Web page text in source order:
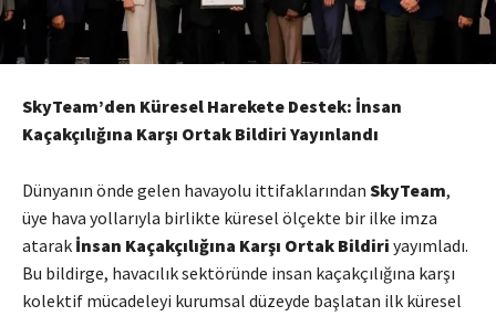
SkyTeam’den Küresel Harekete Destek: İnsan
Kaçakçılığına Karşı Ortak Bildiri Yayınlandı
Dünyanın önde gelen havayolu ittifaklarından SkyTeam,
üye hava yollarıyla birlikte küresel ölçekte bir ilke imza
atarak İnsan Kaçakçılığına Karşı Ortak Bildiri yayımladı.
Bu bildirge, havacılık sektöründe insan kaçakçılığına karşı
kolektif mücadeleyi kurumsal düzeyde başlatan ilk küresel